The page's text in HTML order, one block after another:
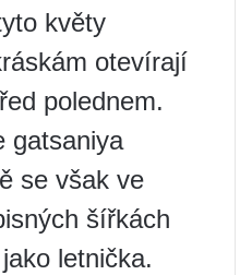
květy
otevírají
polednem.
gatsaniya
se však ve
šířkách
letnička.